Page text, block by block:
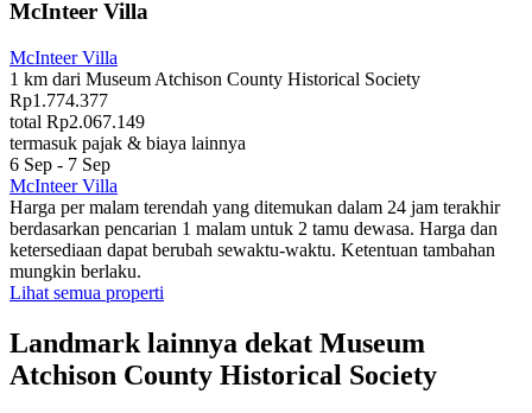
McInteer Villa
McInteer Villa
1 km dari Museum Atchison County Historical Society
Rp1.774.377
total Rp2.067.149
termasuk pajak & biaya lainnya
6 Sep - 7 Sep
McInteer Villa
Harga per malam terendah yang ditemukan dalam 24 jam terakhir
berdasarkan pencarian 1 malam untuk 2 tamu dewasa. Harga dan
ketersediaan dapat berubah sewaktu-waktu. Ketentuan tambahan
mungkin berlaku.
Lihat semua properti
Landmark lainnya dekat Museum
Atchison County Historical Society